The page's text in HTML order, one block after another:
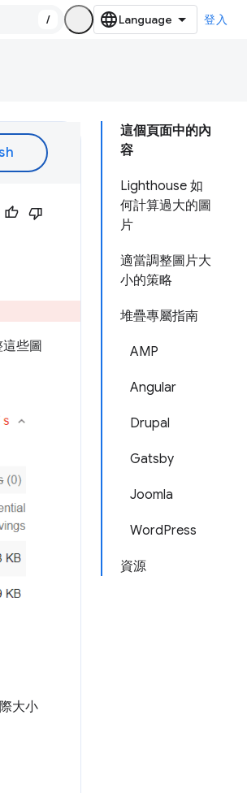
/ 登入
這個頁面中的內
容
Lighthouse 如
何計算過大的圖
片
適當調整圖片大
小的策略
堆疊專屬指南
AMP
Angular
Drupal
Gatsby
Joomla
WordPress
資源
些圖
大小